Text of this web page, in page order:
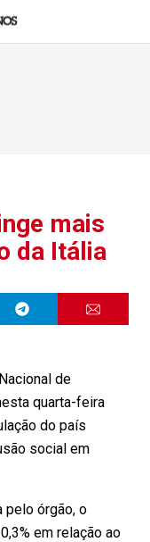
mais
da Itália
de
quarta-feira
do país
social em
pelo órgão, o
em relação ao